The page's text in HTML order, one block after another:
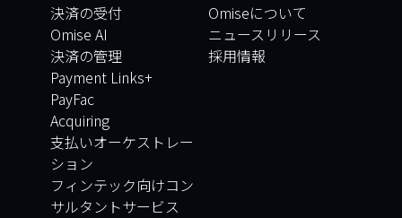
決済の受付
Omise AI
決済の管理
Payment Links+
PayFac
Acquiring
支払いオーケストレー
ション
フィンテック向けコン
サルタントサービス
Omiseについて
ニュースリリース
採用情報